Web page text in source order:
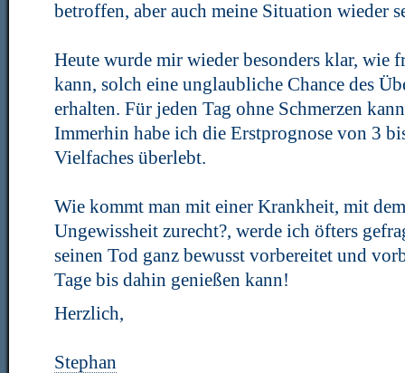
betroffen, aber auch meine Situation wieder
Heute wurde mir wieder besonders klar, wie
kann, solch eine unglaubliche Chance des
erhalten. Für jeden Tag ohne Schmerzen
Immerhin habe ich die Erstprognose von 3
Vielfaches überlebt.
Wie kommt man mit einer Krankheit, mit
Ungewissheit zurecht?, werde ich öfters
seinen Tod ganz bewusst vorbereitet und
Tage bis dahin genießen kann!
Herzlich,
Stephan